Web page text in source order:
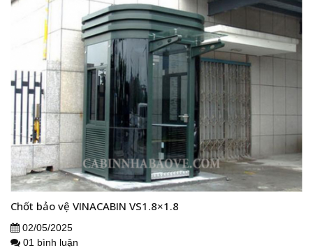
Chốt bảo vệ VINACABIN VS1.8×1.8
02/05/2025
01 bình luận